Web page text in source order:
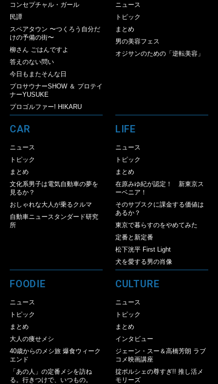
コンセプチャル・ガール
民譚
スペアタウン 〜つくろう自分だ
けの予備の街〜
柳さん ごはんですよ
答えのない問い
今日もまたそんな日
プロサウナーSHOW ＆ プロテイ
ナーYUSUKE
プロゴルファー! HIKARU
ニュース
トピック
まとめ
男の美容フェス
オジサンのための「逆転美容」
CAR
ニュース
トピック
まとめ
文化系男子は電気自動車の夢を
見るか？
おしゃれな大人が乗るクルマ
自動車ニュースタンダード研究
所
LIFE
ニュース
トピック
まとめ
在原みゆ紀が認定！ 新東京ス
ーベニア！
そのサブスクに課金する価値は
あるか？
東京で暮らすのをやめてみた
定番と新定番
松下洸平 First Light
犬を愛する男の肖像
FOODIE
ニュース
トピック
まとめ
大人の痩せメシ
40歳からのメシ旅 爆食ウィーク
エンド
「あの人」の定番メシを訪ね
る。行きつけで、いつもの。
CULTURE
ニュース
トピック
まとめ
インタビュー
ジェーン・スー＆高橋芳朗 ラブ
コメ映画講座
掟ポルシェの尊すぎ!! 推し活メ
モリーズ